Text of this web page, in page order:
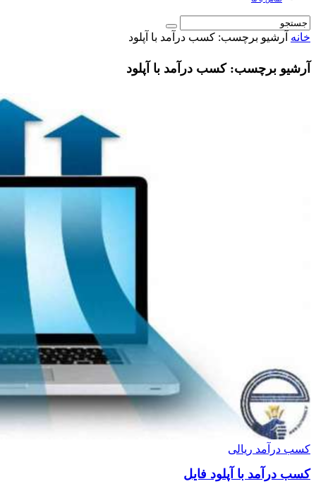
خانه آرشیو برچسب: کسب درآمد با آپلود
آرشیو برچسب: کسب درآمد با آپلود
کسب درآمد ریالی
کسب درآمد با آپلود فایل